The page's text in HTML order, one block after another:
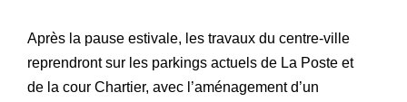
Après la pause estivale, les travaux du centre-ville
reprendront sur les parkings actuels de La Poste et
de la cour Chartier, avec l’aménagement d’un